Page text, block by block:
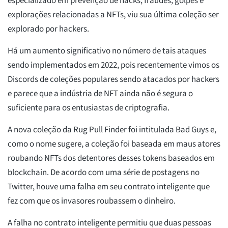
explorações relacionadas a NFTs, viu sua última coleção ser
explorado por hackers.
Há um aumento significativo no número de tais ataques
sendo implementados em 2022, pois recentemente vimos os
Discords de coleções populares sendo atacados por hackers
e parece que a indústria de NFT ainda não é segura o
suficiente para os entusiastas de criptografia.
A nova coleção da Rug Pull Finder foi intitulada Bad Guys e,
como o nome sugere, a coleção foi baseada em maus atores
roubando NFTs dos detentores desses tokens baseados em
blockchain. De acordo com uma série de postagens no
Twitter, houve uma falha em seu contrato inteligente que
fez com que os invasores roubassem o dinheiro.
A falha no contrato inteligente permitiu que duas pessoas